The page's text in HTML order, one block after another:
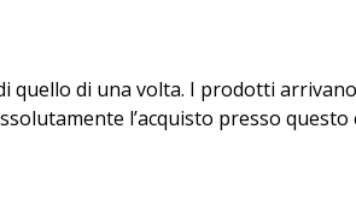
quello di una volta. I prodotti
l’acquisto presso questo